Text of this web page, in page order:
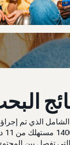
الذي تم
التي تفصل بين